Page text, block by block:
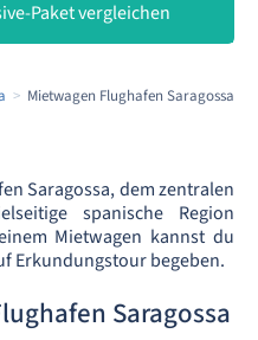
Paket vergleichen
Mietwagen Flughafen Saragossa
Saragossa, dem zentralen
spanische Region
Mietwagen kannst du
Erkundungstour begeben.
Saragossa